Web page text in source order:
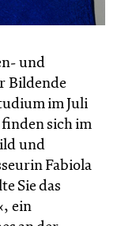
und
Bildende
im Juli
sich im
und
Fabiola
Sie das
ein